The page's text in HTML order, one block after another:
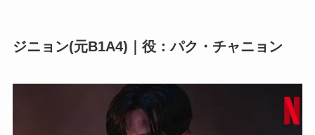
ジニョン(元B1A4)｜役：パク・チャニョン